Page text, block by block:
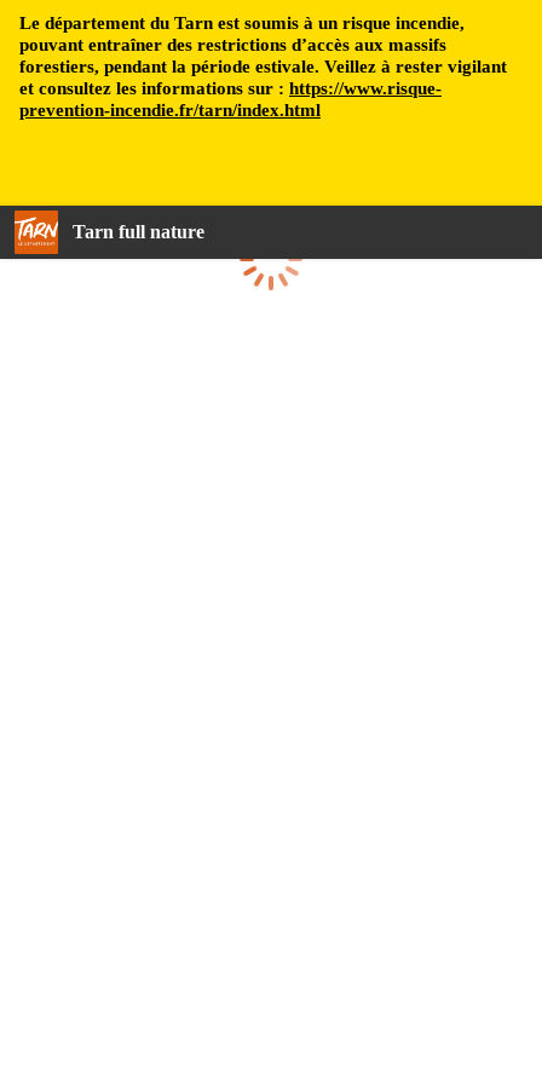
Le département du Tarn est soumis à un risque incendie,
pouvant entraîner des restrictions d’accès aux massifs
forestiers, pendant la période estivale. Veillez à rester vigilant
et consultez les informations sur : https://www.risque-
prevention-incendie.fr/tarn/index.html
Tarn full nature
Loading